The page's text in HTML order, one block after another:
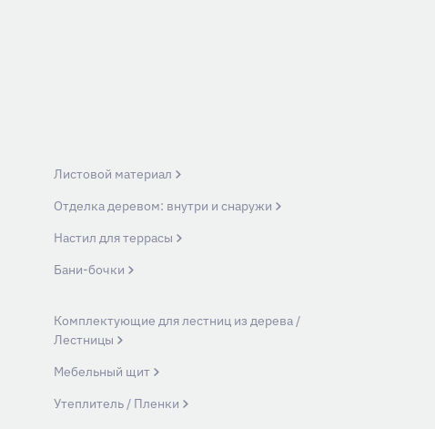
Листовой материал
Отделка деревом: внутри и снаружи
Настил для террасы
Бани-бочки
Комплектующие для лестниц из дерева /
Лестницы
Мебельный щит
Утеплитель / Пленки